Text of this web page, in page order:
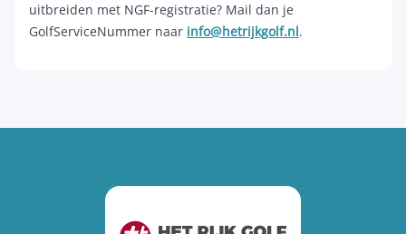
uitbreiden met NGF-registratie? Mail dan je
GolfServiceNummer naar info@hetrijkgolf.nl.